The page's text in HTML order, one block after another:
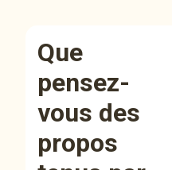
Que
pensez-
vous des
propos